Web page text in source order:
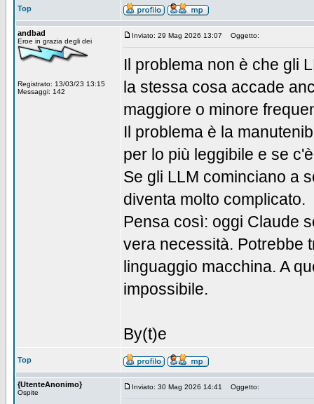
Top
andbad
Eroe in grazia degli dei
Registrato: 13/03/23 13:15
Messaggi: 142
Inviato: 29 Mag 2026 13:07 Oggetto:
Il problema non è che gli
la stessa cosa accade
maggiore o minore
Il problema è la
per lo più leggibile e se
Se gli LLM cominciano a
diventa molto complicato.
Pensa così: oggi Claude
vera necessità. Potrebbe
linguaggio macchina. A
impossibile.
By(t)e
Top
{UtenteAnonimo}
Ospite
Inviato: 30 Mag 2026 14:41 Oggetto: